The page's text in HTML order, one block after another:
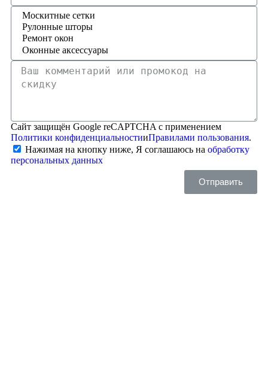
Сайт защищён Google reCAPTCHA с применением
Политики конфиденциальностииПравилами пользования.
Нажимая на кнопку ниже, Я соглашаюсь на обработку
персональных данных
Отправить